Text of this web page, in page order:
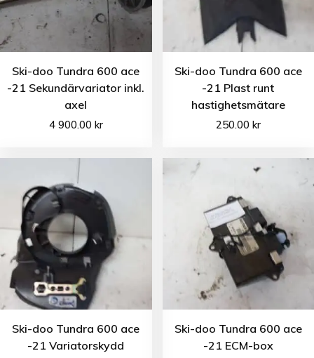
Ski-doo Tundra 600 ace
-21 Sekundärvariator inkl.
axel
4 900.00 kr
Ski-doo Tundra 600 ace
-21 Plast runt
hastighetsmätare
250.00 kr
Ski-doo Tundra 600 ace
-21 Variatorskydd
Ski-doo Tundra 600 ace
-21 ECM-box